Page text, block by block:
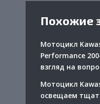
Похожие
Мотоцикл
Performance
взгляд на
Мотоцикл
освещаем